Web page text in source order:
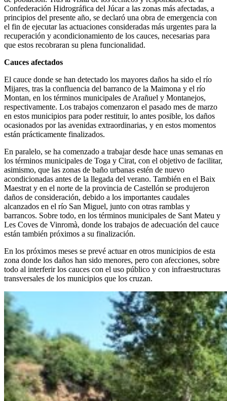
Confederación Hidrográfica del Júcar a las zonas más afectadas, a
principios del presente año, se declaró una obra de emergencia con
el fin de ejecutar las actuaciones consideradas más urgentes para la
recuperación y acondicionamiento de los cauces, necesarias para
que estos recobraran su plena funcionalidad.
Cauces afectados
El cauce donde se han detectado los mayores daños ha sido el río
Mijares, tras la confluencia del barranco de la Maimona y el río
Montan, en los términos municipales de Arañuel y Montanejos,
respectivamente. Los trabajos comenzaron el pasado mes de marzo
en estos municipios para poder restituir, lo antes posible, los daños
ocasionados por las avenidas extraordinarias, y en estos momentos
están prácticamente finalizados.
En paralelo, se ha comenzado a trabajar desde hace unas semanas en
los términos municipales de Toga y Cirat, con el objetivo de facilitar,
asimismo, que las zonas de baño urbanas estén de nuevo
acondicionadas antes de la llegada del verano. También en el Baix
Maestrat y en el norte de la provincia de Castellón se produjeron
daños de consideración, debido a los importantes caudales
alcanzados en el río San Miguel, junto con otras ramblas y
barrancos. Sobre todo, en los términos municipales de Sant Mateu y
Les Coves de Vinromà, donde los trabajos de adecuación del cauce
están también próximos a su finalización.
En los próximos meses se prevé actuar en otros municipios de esta
zona donde los daños han sido menores, pero con afecciones, sobre
todo al interferir los cauces con el uso público y con infraestructuras
transversales de los municipios que los cruzan.